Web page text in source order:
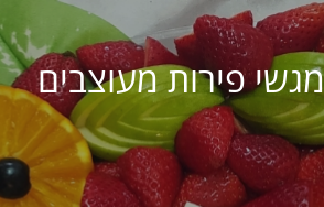
פירות מעוצבים